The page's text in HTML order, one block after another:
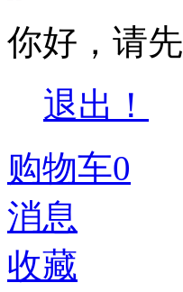
你好，请先
退出！
购物车0
消息
收藏